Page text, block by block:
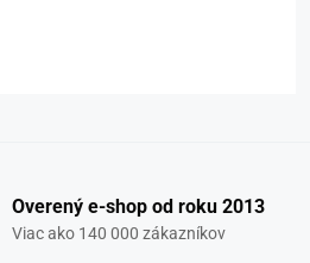
Overený e-shop od roku 2013
Viac ako 140 000 zákazníkov